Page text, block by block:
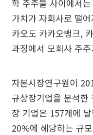
학 주주들 사이에서
가치가 자회사로 떨
카오도 카카오뱅크,
과정에서 모회사 주
자본시장연구원이
규상장기업을 분석한
장 기업은 157개에
20%에 해당하는 규